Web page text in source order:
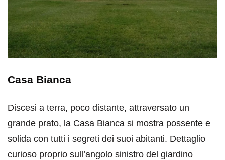
Casa Bianca
Discesi a terra, poco distante, attraversato un
grande prato, la Casa Bianca si mostra possente e
solida con tutti i segreti dei suoi abitanti. Dettaglio
curioso proprio sull’angolo sinistro del giardino